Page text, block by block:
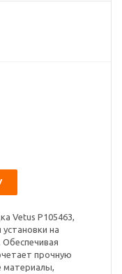
Vetus P105463,
на
прочную
материалы,